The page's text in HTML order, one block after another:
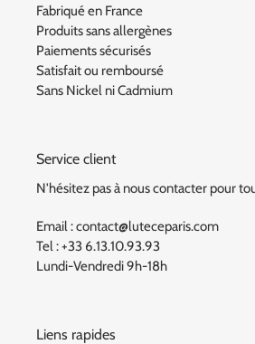
Fabriqué en France
Produits sans allergènes
Paiements sécurisés
Satisfait ou remboursé
Sans Nickel ni Cadmium
Service client
N'hésitez pas à nous contacter pour
Email : contact@luteceparis.com
Tel : +33 6.13.10.93.93
Lundi-Vendredi 9h-18h
Liens rapides